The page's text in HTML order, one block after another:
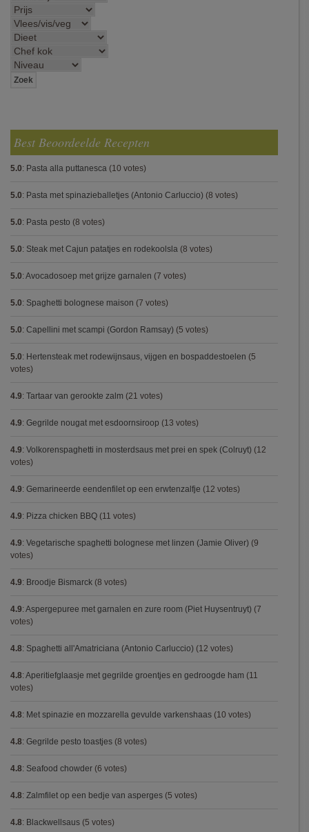
Best Beoordeelde Recepten
5.0: Pasta alla puttanesca (10 votes)
5.0: Pasta met spinazieballetjes (Antonio Carluccio) (8 votes)
5.0: Pasta pesto (8 votes)
5.0: Steak met Cajun patatjes en rodekoolsla (8 votes)
5.0: Avocadosoep met grijze garnalen (7 votes)
5.0: Spaghetti bolognese maison (7 votes)
5.0: Capellini met scampi (Gordon Ramsay) (5 votes)
5.0: Hertensteak met rodewijnsaus, vijgen en bospaddestoelen (5
votes)
4.9: Tartaar van gerookte zalm (21 votes)
4.9: Gegrilde nougat met esdoornsiroop (13 votes)
4.9: Volkorenspaghetti in mosterdsaus met prei en spek (Colruyt) (12
votes)
4.9: Gemarineerde eendenfilet op een erwtenzalfje (12 votes)
4.9: Pizza chicken BBQ (11 votes)
4.9: Vegetarische spaghetti bolognese met linzen (Jamie Oliver) (9
votes)
4.9: Broodje Bismarck (8 votes)
4.9: Aspergepuree met garnalen en zure room (Piet Huysentruyt) (7
votes)
4.8: Spaghetti all'Amatriciana (Antonio Carluccio) (12 votes)
4.8: Aperitiefglaasje met gegrilde groentjes en gedroogde ham (11
votes)
4.8: Met spinazie en mozzarella gevulde varkenshaas (10 votes)
4.8: Gegrilde pesto toastjes (8 votes)
4.8: Seafood chowder (6 votes)
4.8: Zalmfilet op een bedje van asperges (5 votes)
4.8: Blackwellsaus (5 votes)